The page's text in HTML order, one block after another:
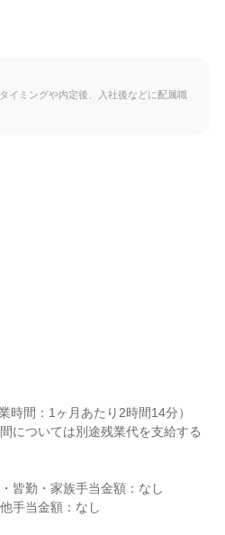
イミングや内定後、入社後などに配属職
時間：1ヶ月あたり2時間14分）
については別途残業代を支給する
皆勤・家族手当金額：なし
手当金額：なし